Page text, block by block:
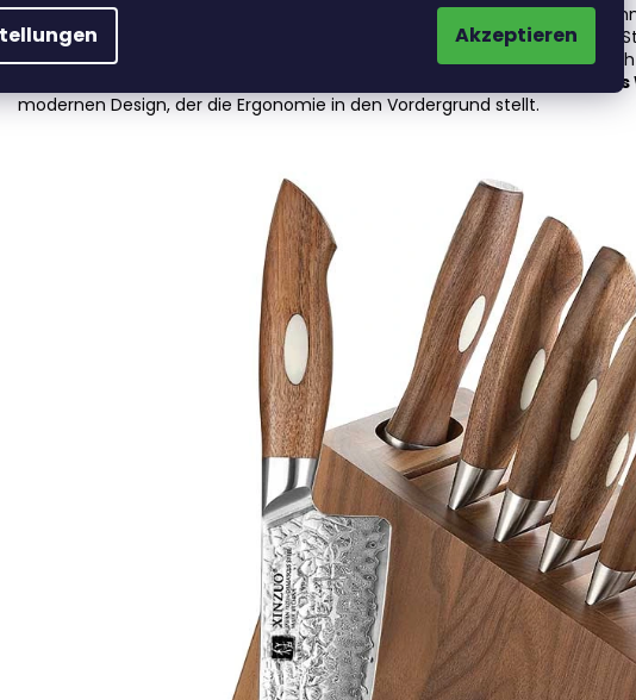
Akzeptieren
Die Messerserie B46W Jiang ist eines der Meisterwerke unserer
japanischer AUS10-Stahl
verwendet, der zu Recht als einer der besten
bezeichnet wird und für Profi - und Hobbyköche entwickelt wurde, die
Griff
modernen Design, der die Ergonomie in den Vordergrund stellt.